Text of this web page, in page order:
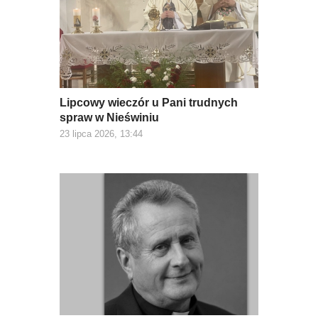
Lipcowy wieczór u Pani trudnych
spraw w Nieświniu
23 lipca 2026, 13:44